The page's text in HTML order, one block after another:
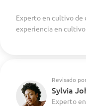
Experto en cultivo de
experiencia en
Revisado
Sylvia
Experto